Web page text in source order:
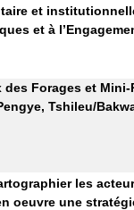
et
et à
Forages et
Tshileu/
les
oeuvre une